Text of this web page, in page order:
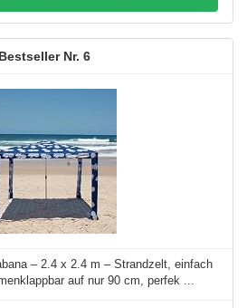
6
– 2.4 x 2.4 m – Strandzelt, einfach
auf nur 90 cm, perfek ...